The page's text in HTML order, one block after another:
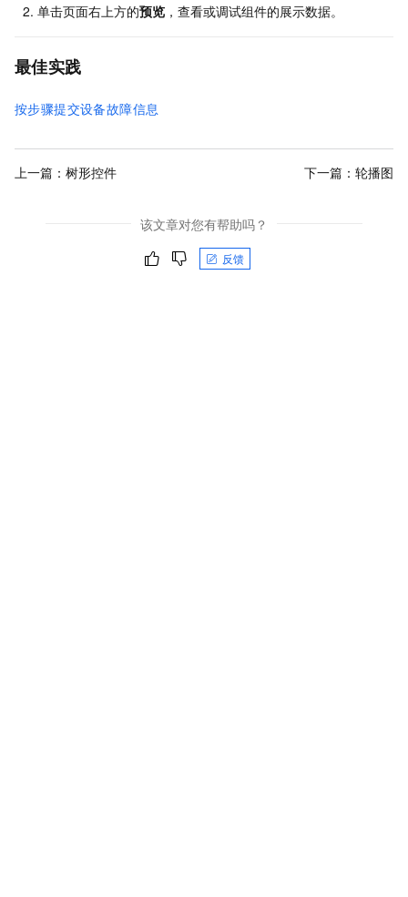
单击页面右上方的预览 ，查看或调试组件的展示数据。
最佳实践
按步骤提交设备故障信息
上一篇： 树形控件 下一篇： 轮播图
该文章对您有帮助吗？
反馈